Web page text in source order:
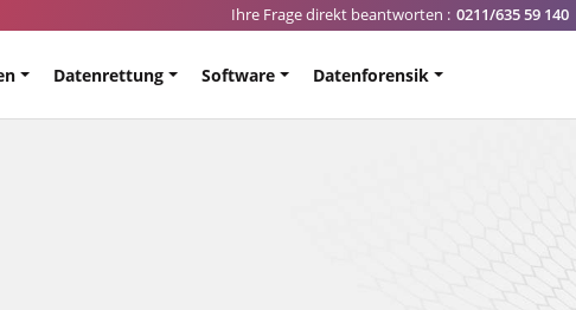
Ihre Frage direkt beantworten : 0211/635 59 140
Datenrettung Software Datenforensik